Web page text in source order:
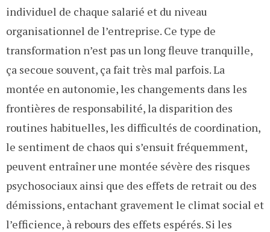
individuel de chaque salarié et du niveau
organisationnel de l’entreprise. Ce type de
transformation n’est pas un long fleuve tranquille,
ça secoue souvent, ça fait très mal parfois. La
montée en autonomie, les changements dans les
frontières de responsabilité, la disparition des
routines habituelles, les difficultés de coordination,
le sentiment de chaos qui s’ensuit fréquemment,
peuvent entraîner une montée sévère des risques
psychosociaux ainsi que des effets de retrait ou des
démissions, entachant gravement le climat social et
l’efficience, à rebours des effets espérés. Si les